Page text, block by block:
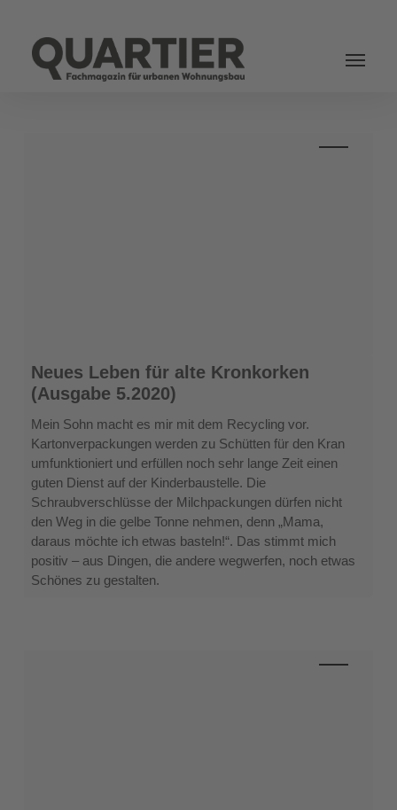
Neues
Leben
für
alte
Kronkorken
(Ausgabe
Neues Leben für alte Kronkorken
(Ausgabe 5.2020)
Mein Sohn macht es mir mit dem Recycling vor.
Kartonverpackungen werden zu Schütten für den Kran
umfunktioniert und erfüllen noch sehr lange Zeit einen
guten Dienst auf der Kinderbaustelle. Die
Schraubverschlüsse der Milchpackungen dürfen nicht
den Weg in die gelbe Tonne nehmen, denn „Mama,
daraus möchte ich etwas basteln!“. Das stimmt mich
positiv – aus Dingen, die andere wegwerfen, noch etwas
Schönes zu gestalten.